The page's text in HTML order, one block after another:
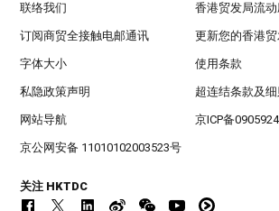
联络我们 香港贸发局流
订阅商贸全接触电邮通讯 更新您的香港
字体大小 使用条款
私隐政策声明 超连结条款及细
网站导航 京ICP备
京公网安备 11010102003523号
关注 HKTDC